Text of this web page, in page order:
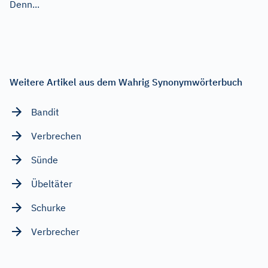
Denn...
Weitere Artikel aus dem Wahrig Synonymwörterbuch
Bandit
Verbrechen
Sünde
Übeltäter
Schurke
Verbrecher